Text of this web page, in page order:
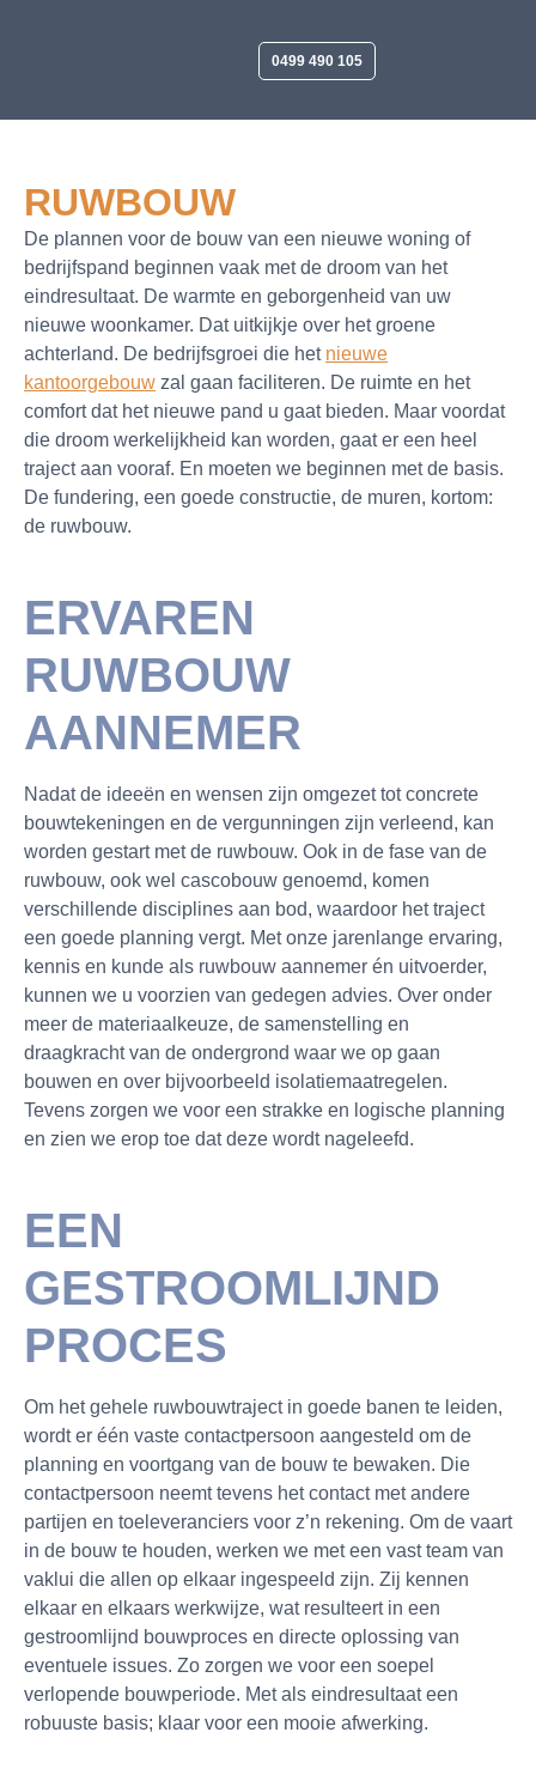
0499 490 105
RUWBOUW
De plannen voor de bouw van een nieuwe woning of
bedrijfspand beginnen vaak met de droom van het
eindresultaat. De warmte en geborgenheid van uw
nieuwe woonkamer. Dat uitkijkje over het groene
achterland. De bedrijfsgroei die het nieuwe
kantoorgebouw zal gaan faciliteren. De ruimte en het
comfort dat het nieuwe pand u gaat bieden. Maar voordat
die droom werkelijkheid kan worden, gaat er een heel
traject aan vooraf. En moeten we beginnen met de basis.
De fundering, een goede constructie, de muren, kortom:
de ruwbouw.
ERVAREN
RUWBOUW
AANNEMER
Nadat de ideeën en wensen zijn omgezet tot concrete
bouwtekeningen en de vergunningen zijn verleend, kan
worden gestart met de ruwbouw. Ook in de fase van de
ruwbouw, ook wel cascobouw genoemd, komen
verschillende disciplines aan bod, waardoor het traject
een goede planning vergt. Met onze jarenlange ervaring,
kennis en kunde als ruwbouw aannemer én uitvoerder,
kunnen we u voorzien van gedegen advies. Over onder
meer de materiaalkeuze, de samenstelling en
draagkracht van de ondergrond waar we op gaan
bouwen en over bijvoorbeeld isolatiemaatregelen.
Tevens zorgen we voor een strakke en logische planning
en zien we erop toe dat deze wordt nageleefd.
EEN
GESTROOMLIJND
PROCES
Om het gehele ruwbouwtraject in goede banen te leiden,
wordt er één vaste contactpersoon aangesteld om de
planning en voortgang van de bouw te bewaken. Die
contactpersoon neemt tevens het contact met andere
partijen en toeleveranciers voor z’n rekening. Om de vaart
in de bouw te houden, werken we met een vast team van
vaklui die allen op elkaar ingespeeld zijn. Zij kennen
elkaar en elkaars werkwijze, wat resulteert in een
gestroomlijnd bouwproces en directe oplossing van
eventuele issues. Zo zorgen we voor een soepel
verlopende bouwperiode. Met als eindresultaat een
robuuste basis; klaar voor een mooie afwerking.